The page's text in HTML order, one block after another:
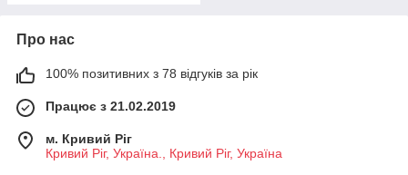
Про нас
100% позитивних з 78 відгуків за рік
Працює з 21.02.2019
м. Кривий Ріг
Кривий Ріг, Україна., Кривий Ріг, Україна